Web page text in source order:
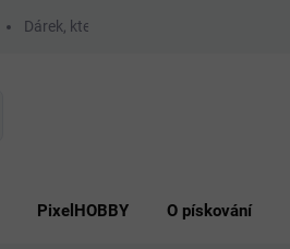
Dárek, který má smysl
PixelHOBBY O pískování